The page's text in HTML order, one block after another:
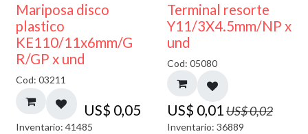
Mariposa disco
plastico
KE110/11x6mm/G
R/GP x und
Cod: 03211
US$ 0,05
Inventario: 41485
50% DESCUENTO
Terminal resorte
Y11/3X4.5mm/NP x
und
Cod: 05080
US$ 0,01US$0,02
Inventario: 36889